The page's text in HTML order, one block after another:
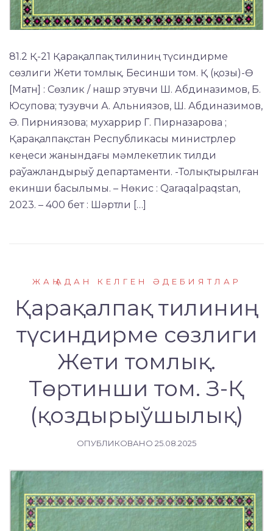
81.2 Қ-21 Қарақалпақ тилиниң түсиндирме
сөзлиги Жети томлық. Бесинши том. Қ (қозы)-Ө
[Матн] : Сөзлик / нашр этувчи Ш. Абдиназимов, Б.
Юсупова; тузувчи А. Альниязов, Ш. Абдиназимов,
Ә. Пирниязова; мухаррир Г. Пирназарова ;
Қарақалпақстан Республикасы министрлер
кеңеси жанындағы мәмлекетлик тилди
раўажландырыў департаменти. -Толықтырылған
екинши басылымы. – Нөкис : Qaraqalpaqstan,
2023. – 400 бет : Шәртли […]
ЖАҢАДАН КЕЛГЕН ӘДЕБИЯТЛАР
Қарақалпақ тилиниң
түсиндирме сөзлиги
Жети томлық.
Төртинши том. З-Қ
(қоздырыўшылық)
ОПУБЛИКОВАНО 25.08.2025